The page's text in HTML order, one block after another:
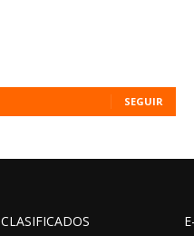
SEGUIR
CLASIFICADOS